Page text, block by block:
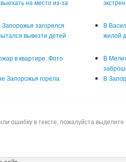
на место из-за
загорелся
вывезти детей
В
жилой
в квартире. Фото
В
Запорожья горела
В
ошибку в тексте, пожалуйста